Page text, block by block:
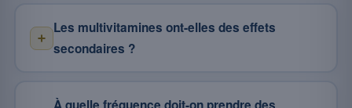
Les multivitamines ont-elles des effets
secondaires ?
À quelle fréquence doit-on prendre des